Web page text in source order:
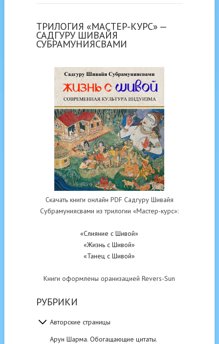
ТРИЛОГИЯ «МАСТЕР-КУРС» —
САДГУРУ ШИВАЙЯ
СУБРАМУНИЯСВАМИ
Скачать книги онлайн PDF Садгуру Шивайя
Субрамуниясвами из трилогии «Мастер-курс»:
«Слияние с Шивой»
«Жизнь с Шивой»
«Танец с Шивой»
Книги оформлены оранизацией Revers-Sun
РУБРИКИ
Авторские страницы
Арун Шарма. Обогащающие цитаты.